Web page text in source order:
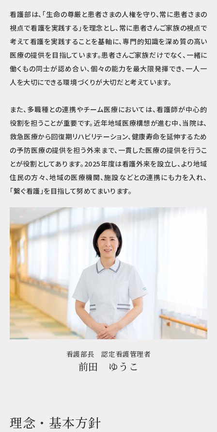
看護部は、「生命の尊厳と患者さまの人権を守り、常に患者さまの
視点で看護を実践する」を理念とし、常に患者さんご家族の視点で
考えて看護を実践することを基軸に、専門的知識を深め質の高い
医療の提供を目指しています。患者さんご家族だけでなく、一緒に
働くもの同士が認め合い、個々の能力を最大限発揮でき、一人一
人を大切にできる環境づくりが大切だと考えています。
また、多職種との連携やチーム医療においては、看護師が中心的
役割を担うことが重要です。近年地域医療構想が進む中、当院は、
救急医療から回復期リハビリテーション、健康寿命を延伸するため
の予防医療の提供を担う外来まで、一貫した医療の提供を行うこ
とが役割としてあります。 2025年度は看護外来を設立し、より地域
住民の方々、地域の医療機関、施設などとの連携にも力を入れ、
「繋ぐ看護」を目指して努めてまいります。
看護部長 認定看護管理者
前田 ゆうこ
理念・基本方針